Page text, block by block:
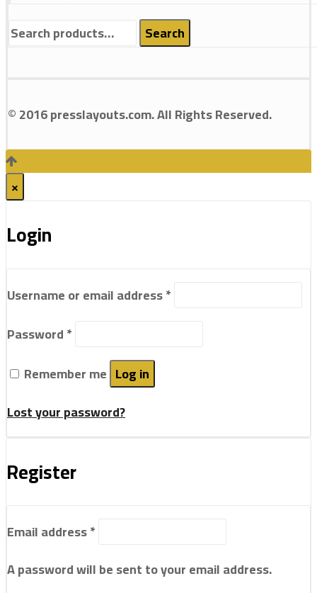
Search
Search
© 2016 presslayouts.com. All Rights Reserved.
×
Login
Username or email address*
Password*
Remember me Log in
Lost your password?
Register
Email address*
A password will be sent to your email address.